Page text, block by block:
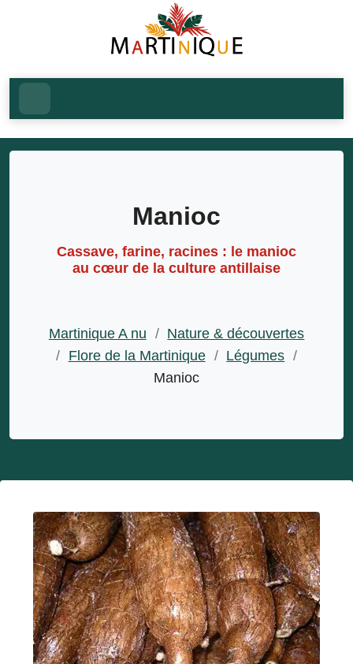
Manioc
Cassave, farine, racines : le manioc
au cœur de la culture antillaise
Martinique A nu / Nature & découvertes
/
Flore de la Martinique / Légumes /
Manioc